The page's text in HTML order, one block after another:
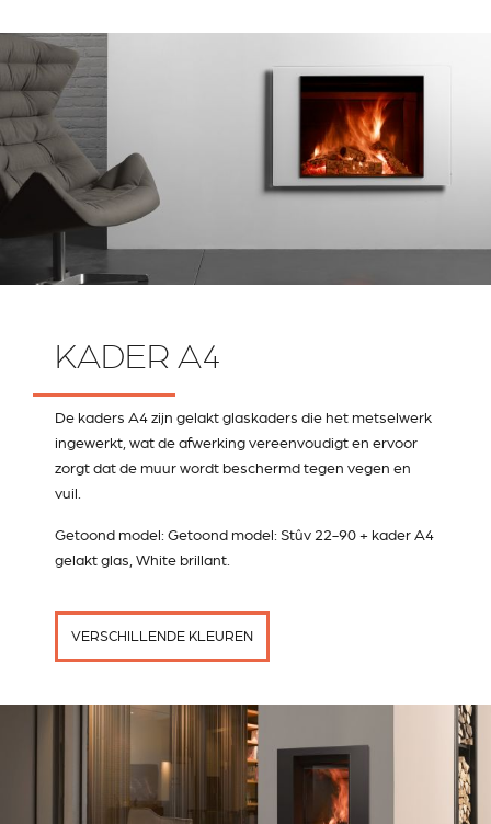
KADER A4
De kaders A4 zijn gelakt glaskaders die het metselwerk
ingewerkt, wat de afwerking vereenvoudigt en ervoor
zorgt dat de muur wordt beschermd tegen vegen en
vuil.
Getoond model: Getoond model: Stûv 22-90 + kader A4
gelakt glas, White brillant.
VERSCHILLENDE KLEUREN